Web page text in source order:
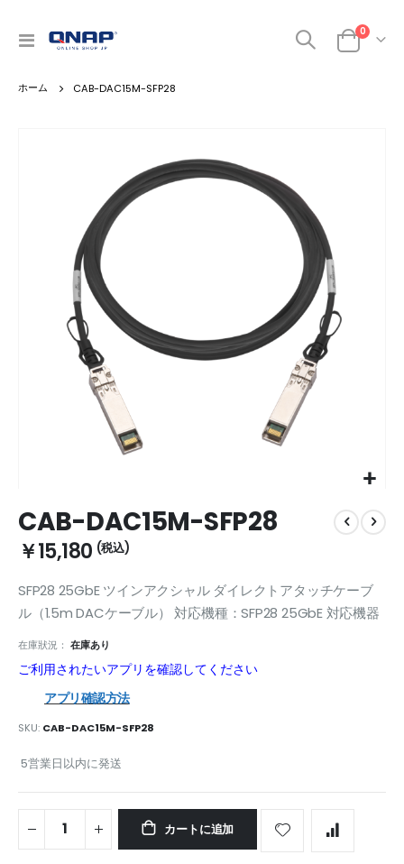
ナ
呼
カート
0商品
CAB-DAC15M-SFP28
to
the
beginning
the
images
CAB-DAC15M-SFP28
￥15,180
SFP28 25GbE ツインアクシャル ダイレクトアタッチケーブ
ル（1.5m DACケーブル） 対応機種：SFP28 25GbE 対応機器
在庫狀況： 在庫あり
ご利用されたいアプリを確認してください
アプリ確認方法
SKU CAB-DAC15M-SFP28
5営業日以内に発送
カートに追加